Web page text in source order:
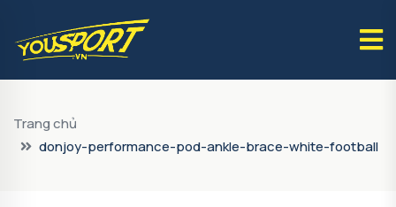
Trang chủ
donjoy-performance-pod-ankle-brace-white-football